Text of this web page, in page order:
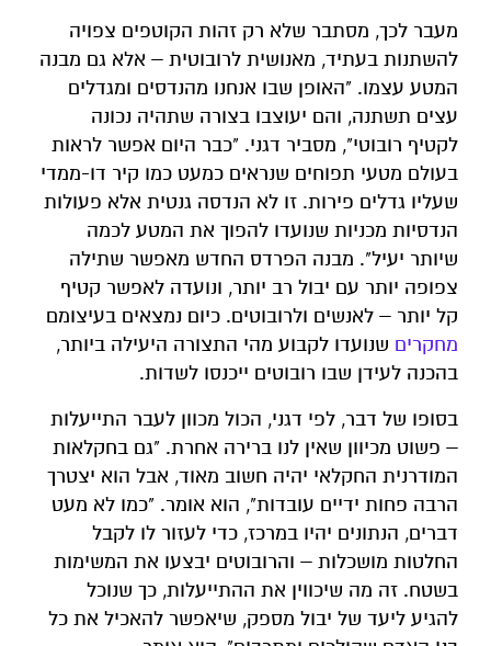
מעבר לכך, מסתבר שלא רק זהות הקוטפים צפויה
להשתנות בעתיד, מאנושית לרובוטית – אלא גם מבנה
המטע עצמו. "האופן שבו אנחנו מהנדסים ומגדלים
עצים תשתנה, והם יעוצבו בצורה שתהיה נכונה
לקטיף רובוטי", מסביר דגני. "כבר היום אפשר לראות
בעולם מטעי תפוחים שנראים כמעט כמו קיר דו-ממדי
שעליו גדלים פירות. זו לא הנדסה גנטית אלא פעולות
הנדסיות מכניות שנועדו להפוך את המטע לכמה
שיותר יעיל". מבנה הפרדס החדש מאפשר שתילה
צפופה יותר עם יבול רב יותר, ונועדה לאפשר קטיף
קל יותר – לאנשים ולרובוטים. כיום נמצאים בעיצומם
מחקרים שנועדו לקבוע מהי התצורה היעילה ביותר,
בהכנה לעידן שבו רובוטים ייכנסו לשדות.
בסופו של דבר, לפי דגני, הכול מכוון לעבר התייעלות
– פשוט מכיוון שאין לנו ברירה אחרת. "גם בחקלאות
המודרנית החקלאי יהיה חשוב מאוד, אבל הוא יצטרך
הרבה פחות ידיים עובדות", הוא אומר. "כמו לא מעט
דברים, הנתונים יהיו במרכז, כדי לעזור לו לקבל
החלטות מושכלות – והרובוטים יבצעו את המשימות
בשטח. זה מה שיכווין את ההתייעלות, כך שנוכל
להגיע ליעד של יבול מספק, שיאפשר להאכיל את כל